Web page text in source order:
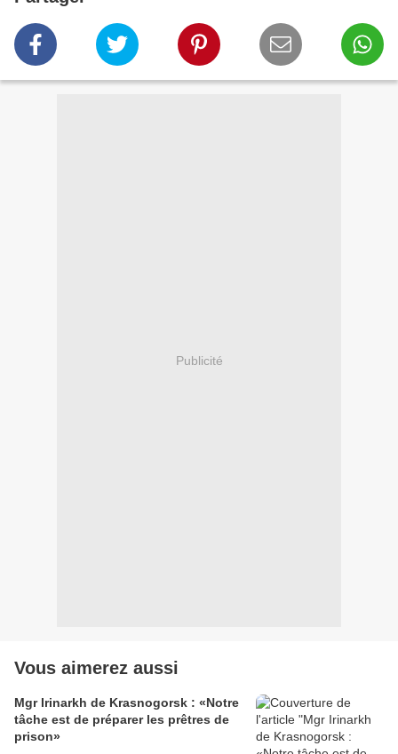
Publicité
Vous aimerez aussi
Mgr Irinarkh de Krasnogorsk : «Notre
tâche est de préparer les prêtres de
prison»